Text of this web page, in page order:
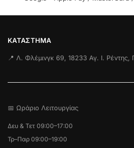
ΚΑΤΆΣΤΗΜΑ
📍 Λ. Φλέμινγκ 69, 18233 Αγ. Ι. Ρέντης,
📅 Ωράριο Λειτουργίας
Δευ & Τετ 09:00–17:00
Τρ–Παρ 09:00–19:00